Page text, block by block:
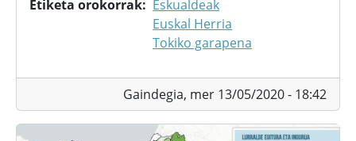
Etiketa orokorrak
Eskualdeak
Euskal Herria
Tokiko garapena
Gaindegia, mer 13/05/2020 - 18:42